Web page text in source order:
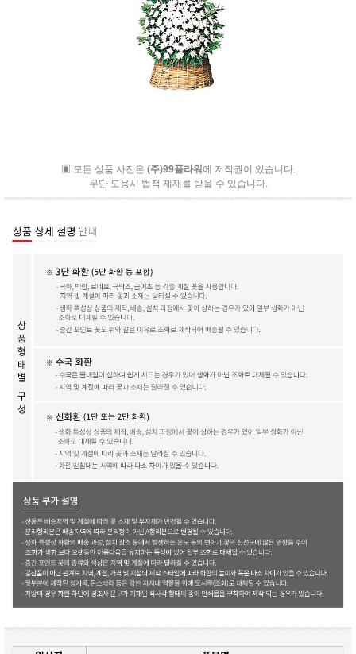
▣ 모든 상품 사진은 (주)99플라워에 저작권이 있습니다.
무단 도용시 법적 제재를 받을 수 있습니다.